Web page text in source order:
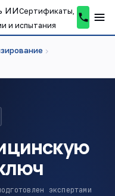
ИИСертификаты,
и испытания
chevron_right
экспертами